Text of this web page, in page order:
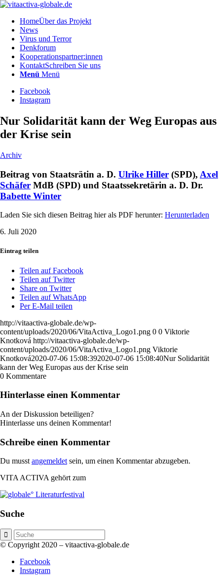
HomeÜber das Projekt
News
Virus und Terror
Denkforum
Kooperationspartner:innen
KontaktSchreiben Sie uns
Menü Menü
Facebook
Instagram
Nur Solidarität kann der Weg Europas aus
der Krise sein
Archiv
Beitrag von Staatsrätin a. D. Ulrike Hiller (SPD), Axel
Schäfer MdB (SPD) und Staatssekretärin a. D. Dr.
Babette Winter
Laden Sie sich diesen Beitrag hier als PDF herunter: Herunterladen
6. Juli 2020
Eintrag teilen
Teilen auf Facebook
Teilen auf Twitter
Share on Twitter
Teilen auf WhatsApp
Per E-Mail teilen
http://vitaactiva-globale.de/wp-
content/uploads/2020/06/VitaActiva_Logo1.png 0 0 Viktorie
Knotková http://vitaactiva-globale.de/wp-
content/uploads/2020/06/VitaActiva_Logo1.png Viktorie
Knotková2020-07-06 15:08:392020-07-06 15:08:40Nur Solidarität
kann der Weg Europas aus der Krise sein
0 Kommentare
Hinterlasse einen Kommentar
An der Diskussion beteiligen?
Hinterlasse uns deinen Kommentar!
Schreibe einen Kommentar
Du musstangemeldetsein, um einen Kommentar abzugeben.
VITA ACTIVA gehört zum
Suche
© Copyright 2020 – vitaactiva-globale.de
Facebook
Instagram